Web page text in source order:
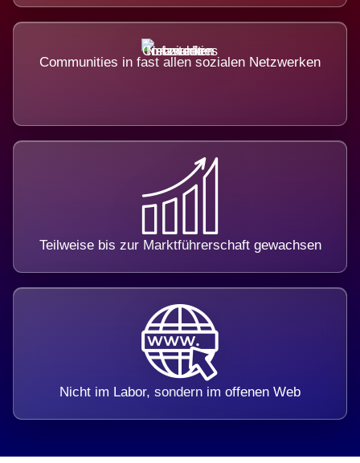
Communities in fast allen sozialen Netzwerken
Teilweise bis zur Marktführerschaft gewachsen
Nicht im Labor, sondern im offenen Web